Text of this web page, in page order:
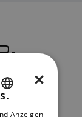
ENGLISH
×
Anzeigen